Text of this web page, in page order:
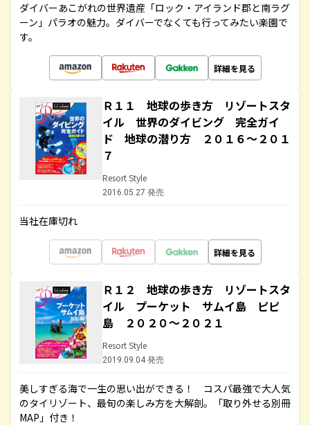
ダイバーあこがれの世界遺産「ロック・アイランド郡と南ラグ
ーン」パラオの魅力。ダイバーでなくても行ってみたい楽園で
す。
詳細を見る
Ｒ１１ 地球の歩き方 リゾートスタ
イル 世界のダイビング 完全ガイ
ド 地球の潜り方 ２０１６～２０１
７
Resort Style
2016.05.27 発売
当社在庫切れ
詳細を見る
Ｒ１２ 地球の歩き方 リゾートスタ
イル プーケット サムイ島 ピピ
島 ２０２０～２０２１
Resort Style
2019.09.04 発売
美しすぎる海で一生の思い出ができる！ コスパ最強で大人気
のタイリゾート、最旬の楽しみ方を大解剖。「取り外せる別冊
MAP」付き！